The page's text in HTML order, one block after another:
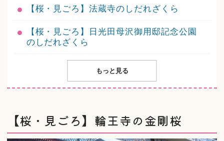
【桜・見ごろ】法蔵寺のしだれざくら
【桜・見ごろ】日光田母沢御用邸記念公園
のしだれざくら
もっと見る
【桜・見ごろ】輪王寺の金剛桜